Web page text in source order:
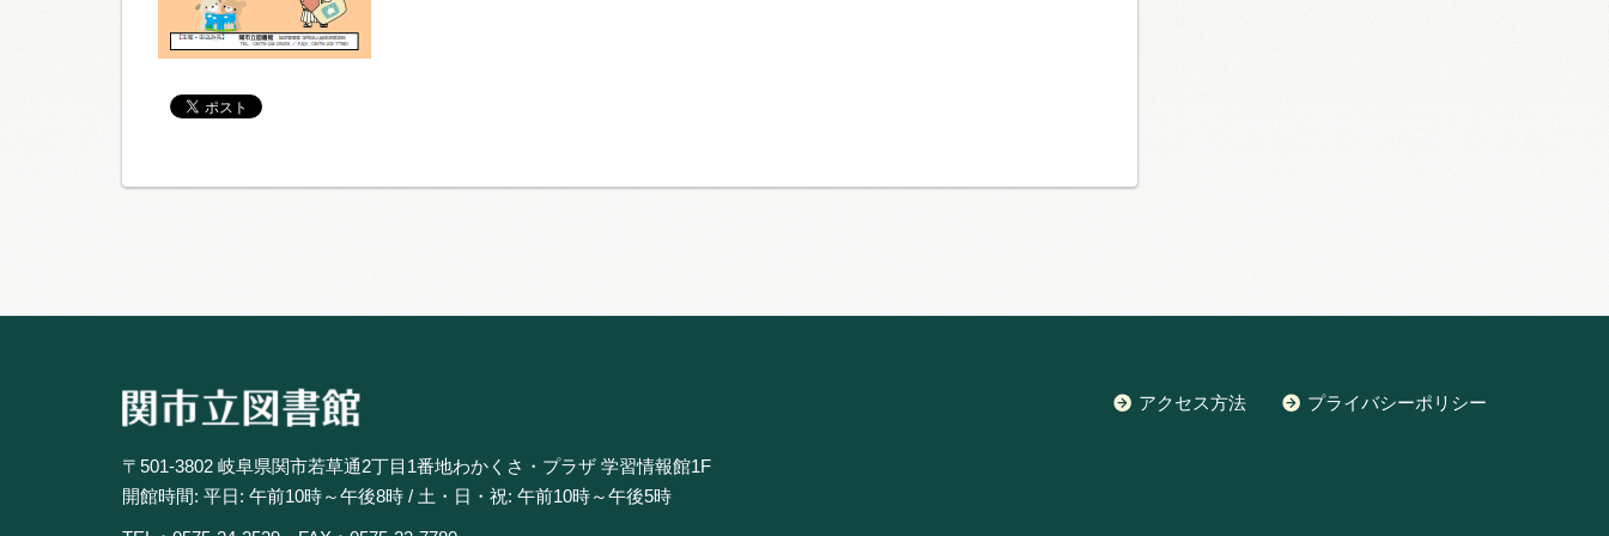
〒501-3802 岐阜県関市若草通2丁目1番地わかくさ・プラザ 学習情報館1F
開館時間: 平日: 午前10時～午後8時 / 土・日・祝: 午前10時～午後5時
アクセス方法 プライバシーポリシー